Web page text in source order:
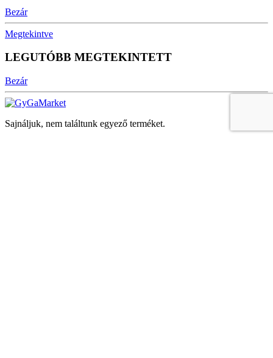
Bezár
Megtekintve
LEGUTÓBB MEGTEKINTETT
Bezár
Sajnáljuk, nem találtunk egyező terméket.